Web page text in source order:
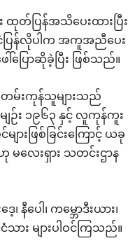
ထုတ်ပြန်အသိပေးထားပြီး
ပြန်လိုပါက အကူအညီပေး
ြောဆိုခဲ့ပြီး ဖြစ်သည်။
မ်းကုန်သူများသည်
ဉ်း ၁၉၆၃ နှင့် လူကုန်ကူး
ားဖြစ်ခြင်းကြောင့် ယခု
လေးရှား သတင်းဌာန
နီပေါ၊ ကမ္ဘောဒီးယား၊
ား များပါဝင်ကြသည်။